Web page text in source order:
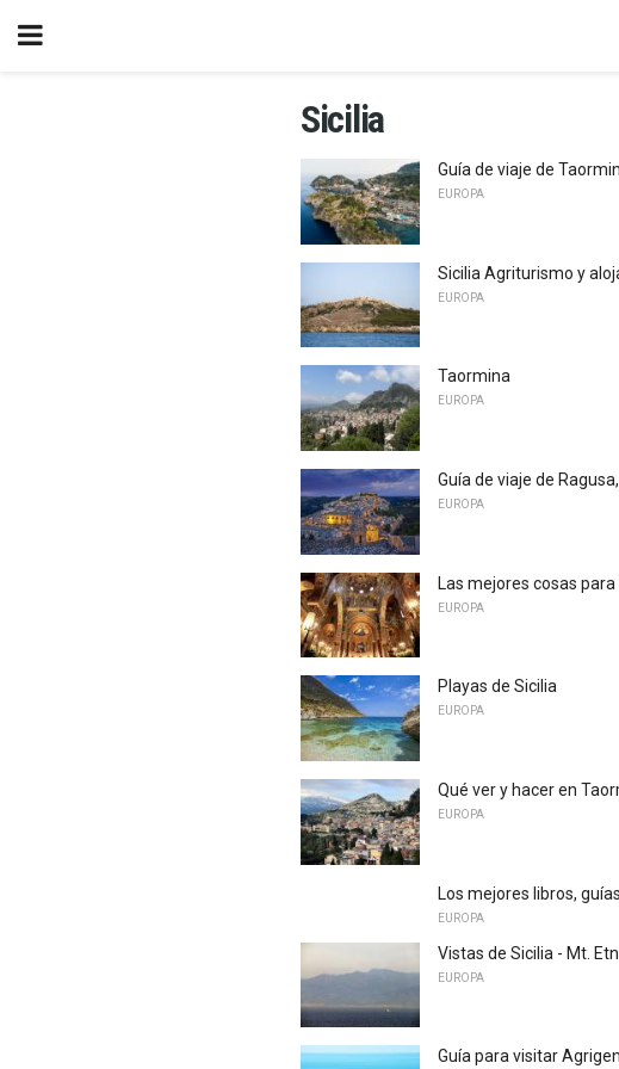
Sicilia
Guía de viaje de
EUROPA
Sicilia Agriturismo y
EUROPA
Taormina
EUROPA
Guía de viaje de
EUROPA
Las mejores cosas
EUROPA
Playas de Sicilia
EUROPA
Qué ver y hacer en
EUROPA
Los mejores libros,
EUROPA
Vistas de Sicilia - Mt.
EUROPA
Guía para visitar